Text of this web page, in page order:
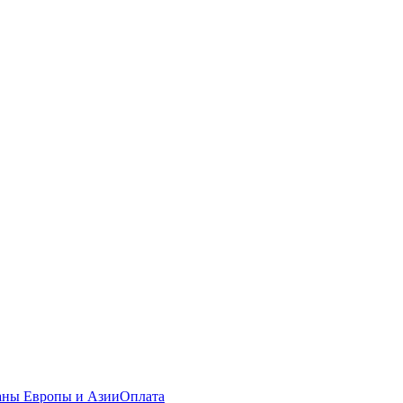
Европы и АзииОплата